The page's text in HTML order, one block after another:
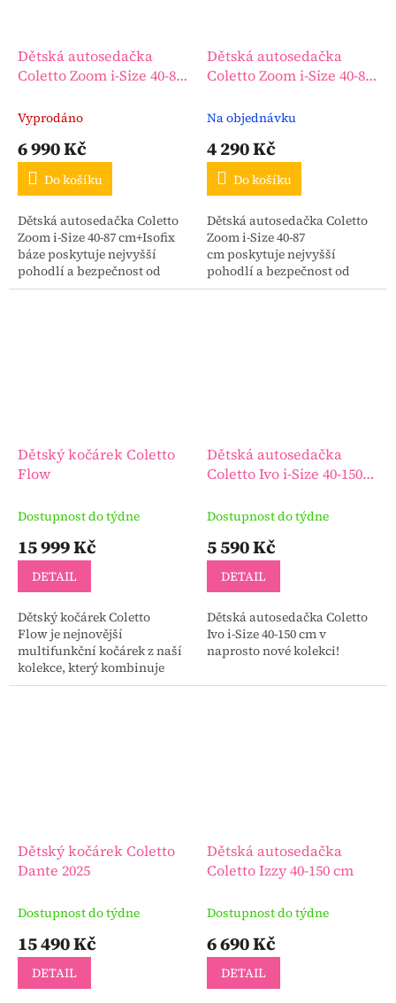
Dětská autosedačka
Coletto Zoom i-Size 40-87
Vyprodáno
6 990 Kč
Do košíku
Dětská autosedačka Coletto
Zoom i-Size 40-87 cm+Isofix
báze poskytuje nejvyšší
pohodlí a bezpečnost od
prvních dnů života dítěte.
Dětská autosedačka
Coletto Zoom i-Size 40-87
Na objednávku
4 290 Kč
Do košíku
Dětská autosedačka Coletto
Zoom i-Size 40-87
cm poskytuje nejvyšší
pohodlí a bezpečnost od
prvních dnů života dítěte až
Dětský kočárek Coletto
Flow
Dostupnost do týdne
15 999 Kč
DETAIL
Dětský kočárek Coletto
Flow je nejnovější
multifunkční kočárek z naší
kolekce, který kombinuje
módní design s funkčností
Dětská autosedačka
Coletto Ivo i-Size 40-150
Dostupnost do týdne
5 590 Kč
DETAIL
Dětská autosedačka Coletto
Ivo i-Size 40-150 cm v
naprosto nové kolekci!
Dětský kočárek Coletto
Dante 2025
Dostupnost do týdne
15 490 Kč
DETAIL
Dětská autosedačka
Coletto Izzy 40-150 cm
Dostupnost do týdne
6 690 Kč
DETAIL